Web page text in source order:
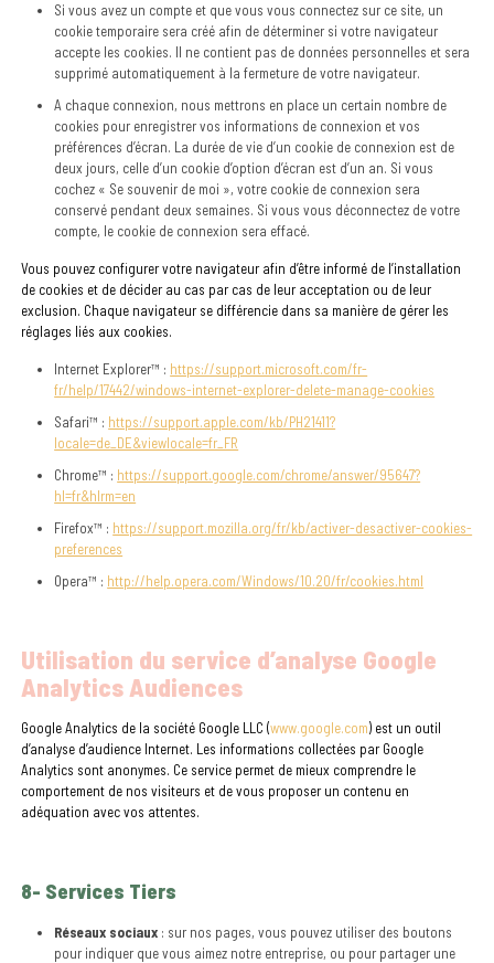
Si vous avez un compte et que vous vous connectez sur ce site, un
cookie temporaire sera créé afin de déterminer si votre navigateur
accepte les cookies. Il ne contient pas de données personnelles et sera
supprimé automatiquement à la fermeture de votre navigateur.
A chaque connexion, nous mettrons en place un certain nombre de
cookies pour enregistrer vos informations de connexion et vos
préférences d’écran. La durée de vie d’un cookie de connexion est de
deux jours, celle d’un cookie d’option d’écran est d’un an. Si vous
cochez « Se souvenir de moi », votre cookie de connexion sera
conservé pendant deux semaines. Si vous vous déconnectez de votre
compte, le cookie de connexion sera effacé.
Vous pouvez configurer votre navigateur afin d’être informé de l’installation
de cookies et de décider au cas par cas de leur acceptation ou de leur
exclusion. Chaque navigateur se différencie dans sa manière de gérer les
réglages liés aux cookies.
Internet Explorer™ : https://support.microsoft.com/fr-
fr/help/17442/windows-internet-explorer-delete-manage-cookies
Safari™ : https://support.apple.com/kb/PH21411?
locale=de_DE&viewlocale=fr_FR
Chrome™ : https://support.google.com/chrome/answer/95647?
hl=fr&hlrm=en
Firefox™ : https://support.mozilla.org/fr/kb/activer-desactiver-cookies-
preferences
Opera™ : http://help.opera.com/Windows/10.20/fr/cookies.html
Utilisation du service d’analyse Google
Analytics Audiences
Google Analytics de la société Google LLC (www.google.com) est un outil
d’analyse d’audience Internet. Les informations collectées par Google
Analytics sont anonymes. Ce service permet de mieux comprendre le
comportement de nos visiteurs et de vous proposer un contenu en
adéquation avec vos attentes.
8- Services Tiers
Réseaux sociaux : sur nos pages, vous pouvez utiliser des boutons
pour indiquer que vous aimez notre entreprise, ou pour partager une